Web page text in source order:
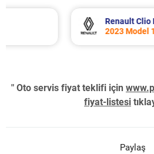
Renault Clio Periyodik
2023 Model 1.0 Tce
" Oto servis fiyat teklifi için
fiyat-listesi
Paylaş